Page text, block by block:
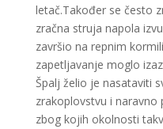
letač.Također se često
zračna struja napola
završio na repnim
zapetljavanje moglo
Špalj želio je nasataviti
zrakoplovstvu i
zbog kojih okolnosti